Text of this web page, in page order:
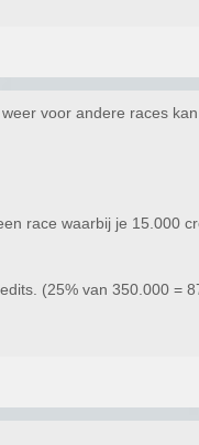
voor andere races kan
race waarbij je 15.000
(25% van 350.000 =